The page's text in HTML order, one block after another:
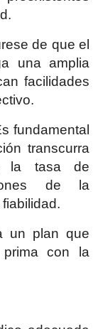
de que el
una amplia
facilidades
fundamental
transcurra
la tasa de
de la
un plan que
con la